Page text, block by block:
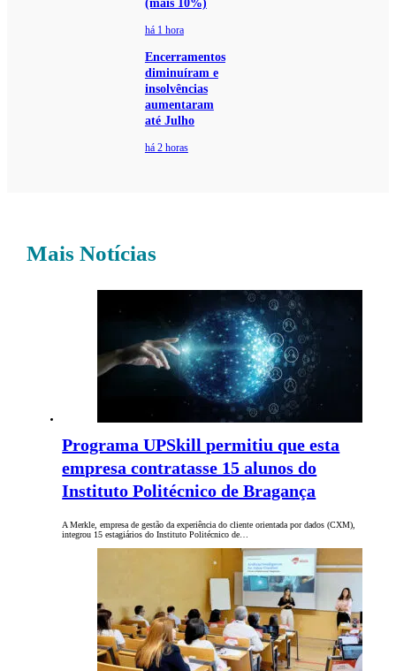
(mais 10%)
há 1 hora
Encerramentos
diminuíram e
insolvências
aumentaram
até Julho
há 2 horas
Mais Notícias
Programa UPSkill permitiu que esta
empresa contratasse 15 alunos do
Instituto Politécnico de Bragança
A Merkle, empresa de gestão da experiência do cliente orientada por dados (CXM),
integrou 15 estagiários do Instituto Politécnico de…